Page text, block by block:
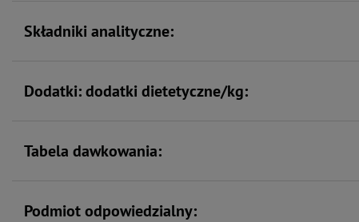
Składniki analityczne:
Dodatki: dodatki dietetyczne/kg:
Tabela dawkowania:
Podmiot odpowiedzialny: